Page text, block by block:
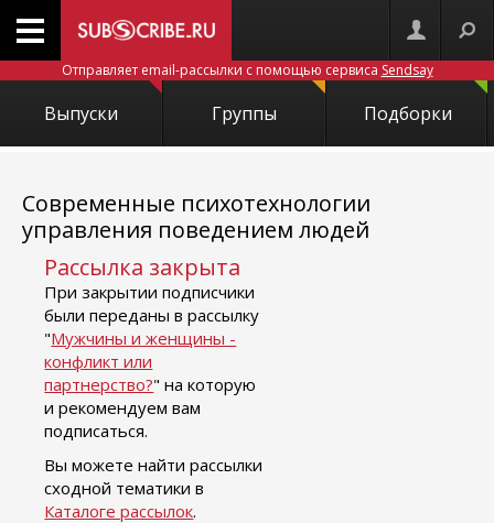
Отправляет email-рассылки с помощью сервиса Sendsay
Выпуски Группы Подборки
Современные психотехнологии
управления поведением людей
Рассылка закрыта
При закрытии подписчики
были переданы в рассылку
"Мужчины и женщины -
конфликт или
партнерство?" на которую
и рекомендуем вам
подписаться.
Вы можете найти рассылки
сходной тематики в
Каталоге рассылок.